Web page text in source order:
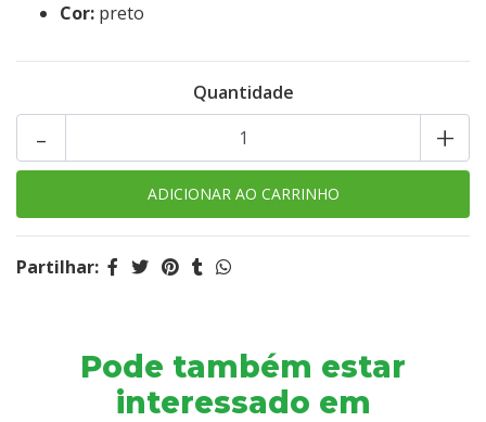
Cor: preto
Quantidade
+
-
Partilhar:
Pode também estar
interessado em